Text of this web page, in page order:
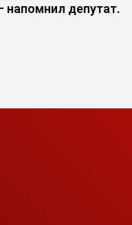
напомнил депутат.